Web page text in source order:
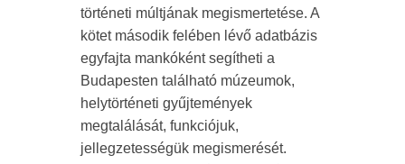
történeti múltjának megismertetése. A
kötet második felében lévő adatbázis
egyfajta mankóként segítheti a
Budapesten található múzeumok,
helytörténeti gyűjtemények
megtalálását, funkciójuk,
jellegzetességük megismerését.